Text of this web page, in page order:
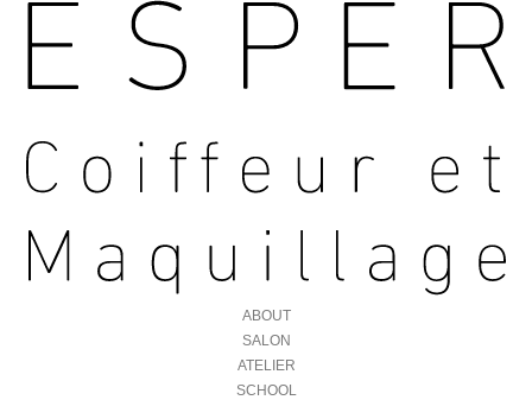
ABOUT
SALON
ATELIER
SCHOOL